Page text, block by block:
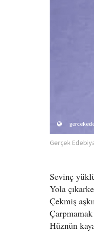
Gerçek
Sevinç
Yola
Çekmiş
Hüznün